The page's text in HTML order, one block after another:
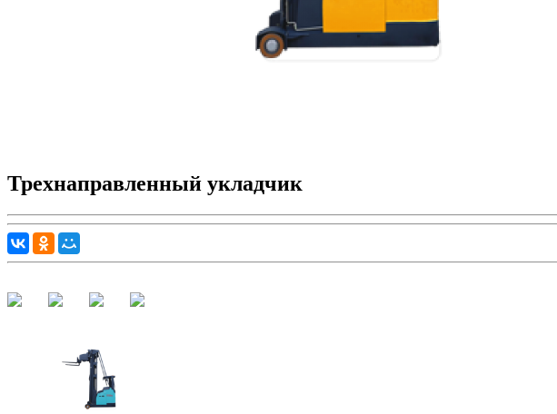
Трехнаправленный укладчик